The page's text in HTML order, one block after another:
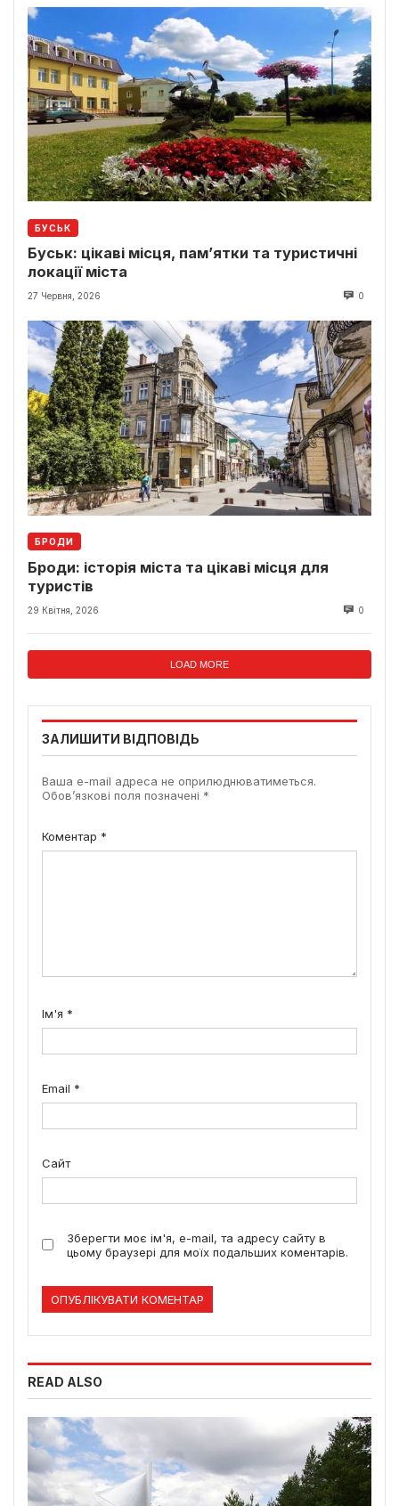
БУСЬК
Буськ: цікаві місця, пам’ятки та туристичні
локації міста
27 Червня, 2026 0
БРОДИ
Броди: історія міста та цікаві місця для
туристів
29 Квітня, 2026 0
LOAD MORE
ЗАЛИШИТИ ВІДПОВІДЬ
Ваша e-mail адреса не оприлюднюватиметься.
Обов’язкові поля позначені *
Коментар *
Ім'я *
Email *
Сайт
Зберегти моє ім'я, e-mail, та адресу сайту в
цьому браузері для моїх подальших коментарів.
READ ALSO